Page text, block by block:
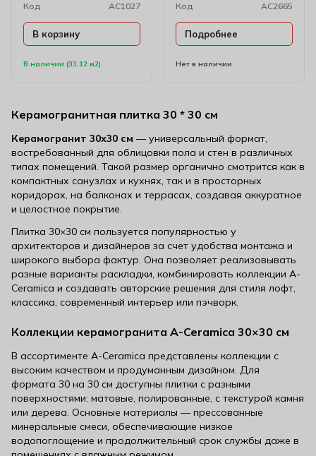
В наличии (33.12 м2)
Код
AC1027
В корзину
Нет в наличии
Код
AC2665
Подробнее
Керамогранитная плитка 30 * 30 см
Керамогранит 30х30 см — универсальный формат,
востребованный для облицовки пола и стен в различных
типах помещений. Такой размер органично смотрится как в
компактных санузлах и кухнях, так и в просторных
коридорах, на балконах и террасах, создавая аккуратное
и целостное покрытие.
Плитка 30×30 см пользуется популярностью у
архитекторов и дизайнеров за счет удобства монтажа и
широкого выбора фактур. Она позволяет реализовывать
разные варианты раскладки, комбинировать коллекции A-
Ceramica и создавать авторские решения для стиля лофт,
классика, современный интерьер или пэчворк.
Коллекции керамогранита A-Ceramica 30×30 см
В ассортименте A-Ceramica представлены коллекции с
высоким качеством и продуманным дизайном. Для
формата 30 на 30 см доступны плитки с разными
поверхностями: матовые, полированные, с текстурой камня
или дерева. Основные материалы — прессованные
минеральные смеси, обеспечивающие низкое
водопоглощение и продолжительный срок службы даже в